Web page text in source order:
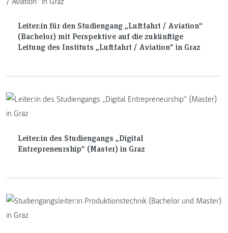
Leiter:in für den Studiengang „Luftfahrt / Aviation“
(Bachelor) mit Perspektive auf die zukünftige
Leitung des Instituts „Luftfahrt / Aviation“ in Graz
Leiter:in des Studiengangs „Digital
Entrepreneurship“ (Master) in Graz